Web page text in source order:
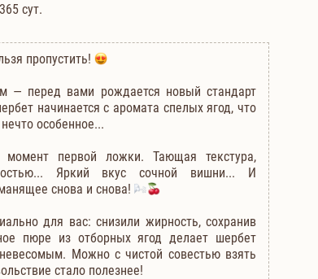
365 сут.
пропустить!
— перед вами рождается новый стандарт
начинается с аромата спелых ягод, что
особенное...
момент первой ложки. Тающая текстура,
Яркий вкус сочной вишни... И
снова и снова!
для вас: снизили жирность, сохранив
пюре из отборных ягод делает шербет
Можно с чистой совестью взять
стало полезнее!